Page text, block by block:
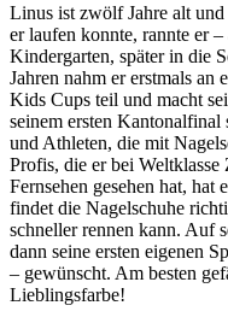
Linus ist zwölf Jahre alt
er laufen konnte, rannte er
Kindergarten, später in die
Jahren nahm er erstmals an
Kids Cups teil und macht
seinem ersten Kantonalfinal
und Athleten, die mit
Profis, die er bei
Fernsehen gesehen hat, hat
findet die Nagelschuhe
schneller rennen kann. Auf
dann seine ersten eigenen
– gewünscht. Am besten
Lieblingsfarbe!